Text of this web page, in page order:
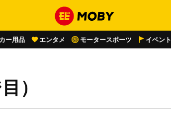
カー用品 エンタメ モータースポーツ イベント
）